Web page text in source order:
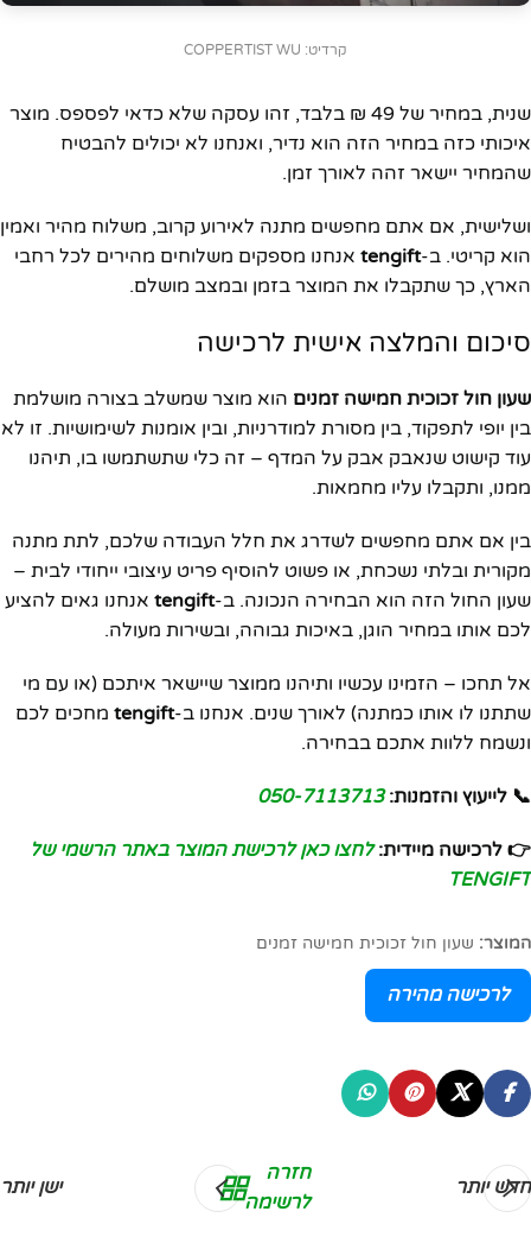
קרדיט: COPPERTIST WU
שנית, במחיר של 49 ₪ בלבד, זהו עסקה שלא כדאי לפספס. מוצר
איכותי כזה במחיר הזה הוא נדיר, ואנחנו לא יכולים להבטיח
שהמחיר יישאר זהה לאורך זמן.
ושלישית, אם אתם מחפשים מתנה לאירוע קרוב, משלוח מהיר ואמין
הוא קריטי. ב-tengift אנחנו מספקים משלוחים מהירים לכל רחבי
הארץ, כך שתקבלו את המוצר בזמן ובמצב מושלם.
סיכום והמלצה אישית לרכישה
שעון חול זכוכית חמישה זמנים הוא מוצר שמשלב בצורה מושלמת
בין יופי לתפקוד, בין מסורת למודרניות, ובין אומנות לשימושיות. זו לא
עוד קישוט שנאבק אבק על המדף – זה כלי שתשתמשו בו, תיהנו
ממנו, ותקבלו עליו מחמאות.
בין אם אתם מחפשים לשדרג את חלל העבודה שלכם, לתת מתנה
מקורית ובלתי נשכחת, או פשוט להוסיף פריט עיצובי ייחודי לבית –
שעון החול הזה הוא הבחירה הנכונה. ב-tengift אנחנו גאים להציע
לכם אותו במחיר הוגן, באיכות גבוהה, ובשירות מעולה.
אל תחכו – הזמינו עכשיו ותיהנו ממוצר שיישאר איתכם (או עם מי
שתתנו לו אותו כמתנה) לאורך שנים. אנחנו ב-tengift מחכים לכם
ונשמח ללוות אתכם בבחירה.
📞 לייעוץ והזמנות: 050-7113713
👉 לרכישה מיידית: לחצו כאן לרכישת המוצר באתר הרשמי של
TENGIFT
המוצר: שעון חול זכוכית חמישה זמנים
לרכישה מהירה
חדש יותר
חזרה
לרשימה
ישן יותר